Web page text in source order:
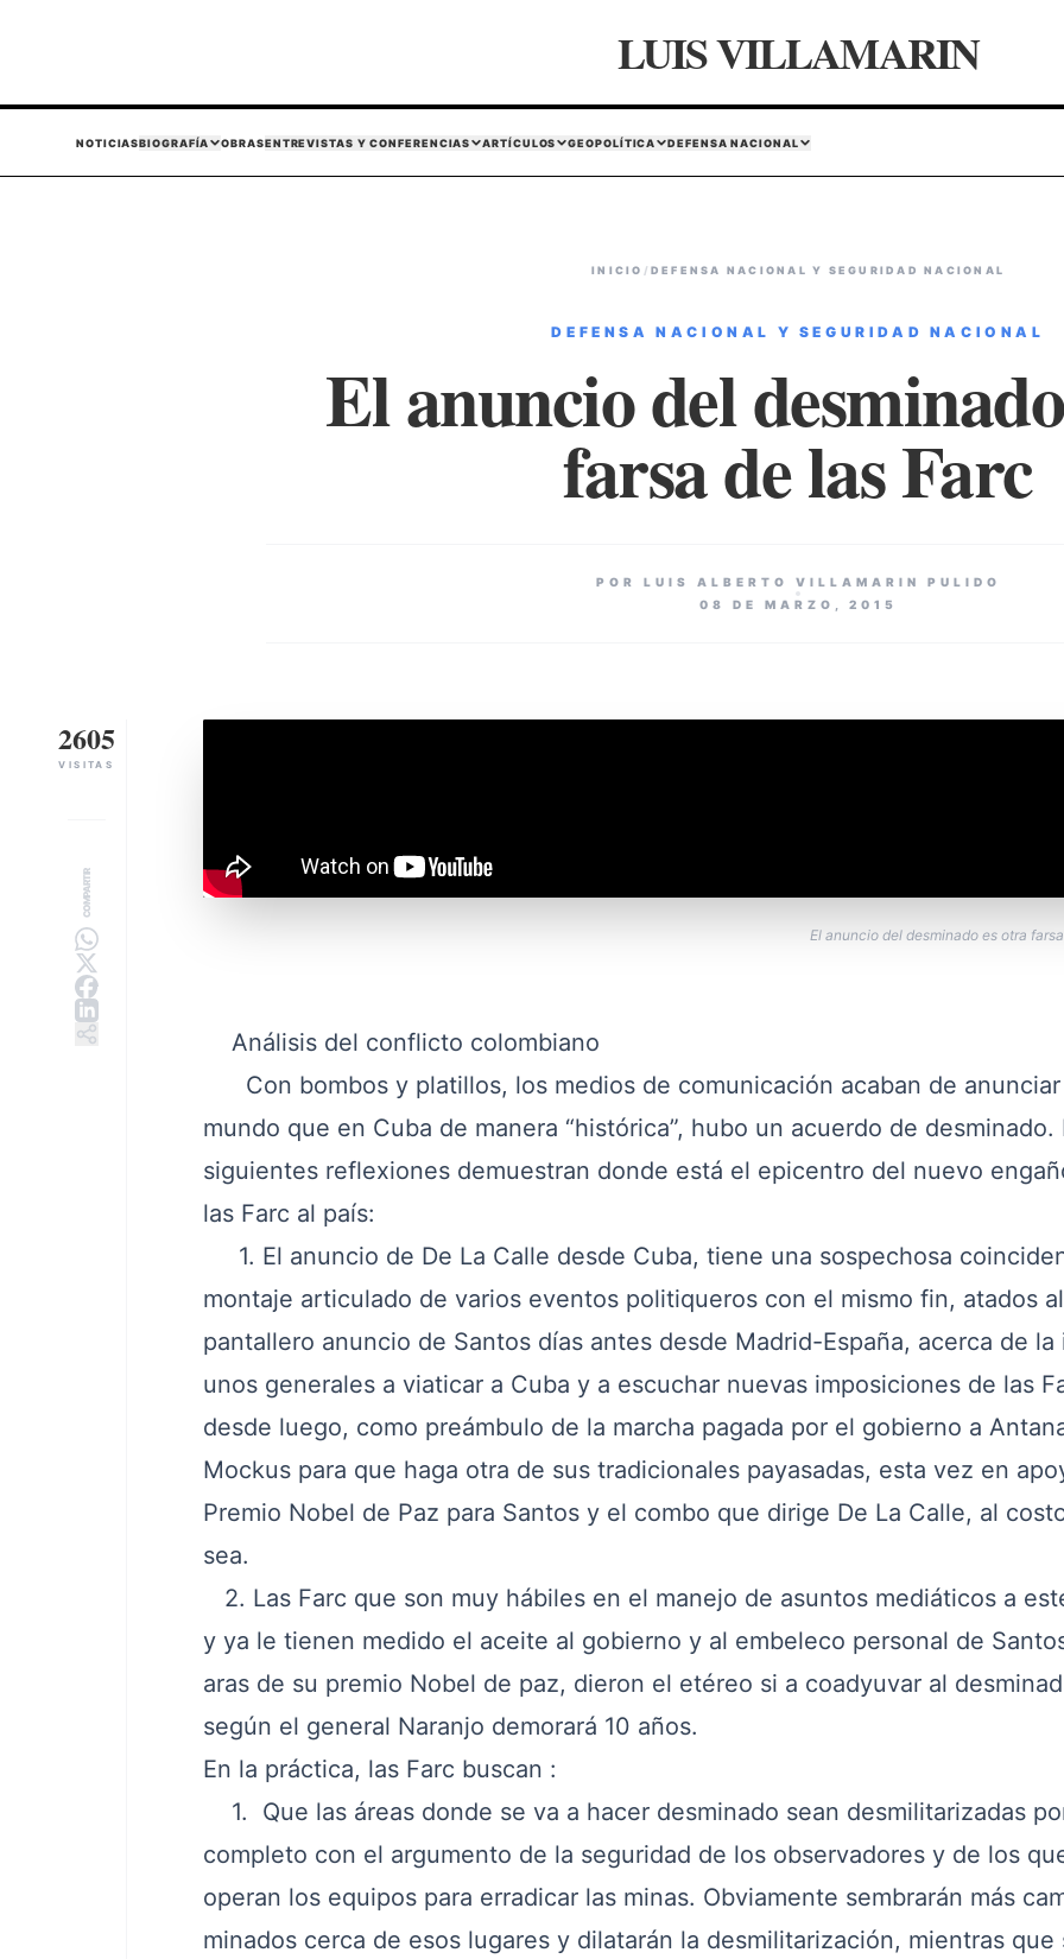
LUIS VILLAMARIN
NOTICIASBIOGRAFÍA OBRASENTREVISTAS Y CONFERENCIAS ARTÍCULOS GEOPOLÍTICA DEFENSA NACIONAL
INICIO / DEFENSA NACIONAL Y SEGURIDAD NACIONAL
DEFENSA NACIONAL Y SEGURIDAD NACIONAL
El anuncio del
farsa de las Farc
POR LUIS ALBERTO VILLAMARIN PULIDO
08 DE MARZO, 2015
2605
VISITAS
COMPARTIR
El anuncio del desminado es otra
Análisis del conflicto colombiano
Con bombos y platillos, los medios de comunicación acaban de anunciar
mundo que en Cuba de manera “histórica”, hubo un acuerdo de desminado.
siguientes reflexiones demuestran donde está el epicentro del nuevo
las Farc al país:
1. El anuncio de De La Calle desde Cuba, tiene una sospechosa
montaje articulado de varios eventos politiqueros con el mismo fin, atados al
pantallero anuncio de Santos días antes desde Madrid-España, acerca de la
unos generales a viaticar a Cuba y a escuchar nuevas imposiciones de las
desde luego, como preámbulo de la marcha pagada por el gobierno a
Mockus para que haga otra de sus tradicionales payasadas, esta vez en
Premio Nobel de Paz para Santos y el combo que dirige De La Calle, al
sea.
2. Las Farc que son muy hábiles en el manejo de asuntos mediáticos a
y ya le tienen medido el aceite al gobierno y al embeleco personal de
aras de su premio Nobel de paz, dieron el etéreo si a coadyuvar al
según el general Naranjo demorará 10 años.
En la práctica, las Farc buscan :
1. Que las áreas donde se va a hacer desminado sean desmilitarizadas
completo con el argumento de la seguridad de los observadores y de los
operan los equipos para erradicar las minas. Obviamente sembrarán más
minados cerca de esos lugares y dilatarán la desmilitarización, mientras que